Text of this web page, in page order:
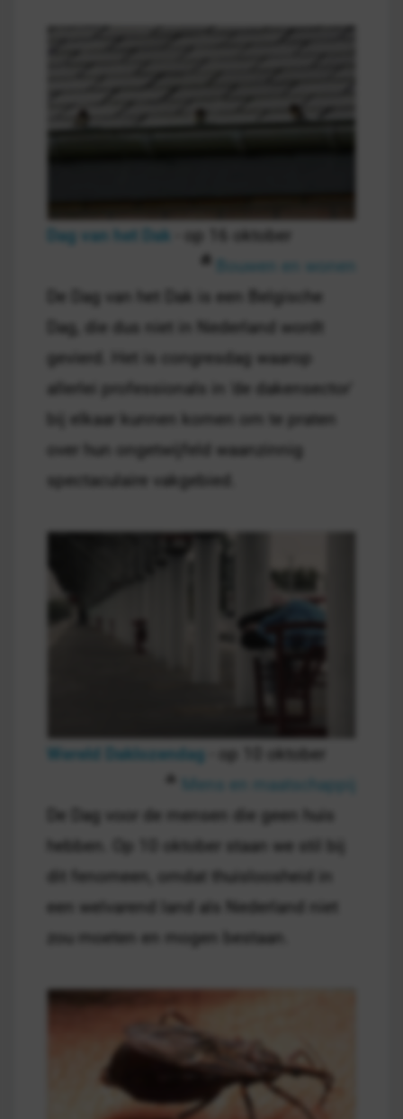
Dag van het Dak
- op 16 oktober
Bouwen en wonen
De Dag van het Dak is een Belgische
Dag, die dus niet in Nederland wordt
gevierd. Het is congresdag waarop
allerlei professionals in 'de dakensector'
bij elkaar kunnen komen om te praten
over hun ongetwijfeld waanzinnig
spectaculaire vakgebied.
Wereld Daklozendag - op 10 oktober
Mens en maatschappij
De Dag voor de mensen die geen huis
hebben. Op 10 oktober staan we stil bij
dit fenomeen, omdat thuisloosheid in
een welvarend land als Nederland niet
zou moeten en mogen bestaan.